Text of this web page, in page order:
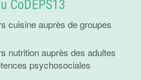
CoDEPS13
cuisine auprès de groupes
nutrition auprès des adultes
psychosociales